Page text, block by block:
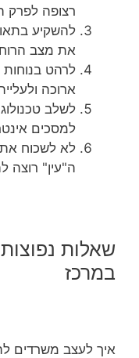
רצופה לפרק
להשקיע
את מצב הרוח
לרהט
ארוכה
לשלב
למסכים
לא לשכוח את
ה"עין" רוצה
שאלות
במרכז
איך לעצב משרדים